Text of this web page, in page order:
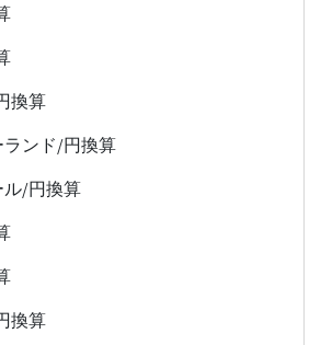
換算
ランド/円換算
ル/円換算
換算